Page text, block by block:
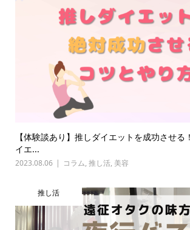
【体験談あり】推しダイエットを成功させる
イエ...
2023.08.06 コラム, 推し活, 美容
推し活